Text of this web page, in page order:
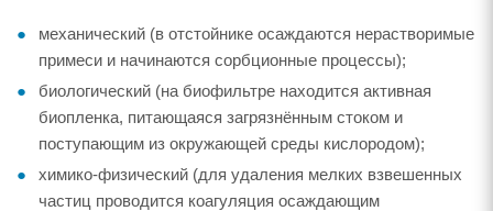
механический (в отстойнике осаждаются нерастворимые
примеси и начинаются сорбционные процессы);
биологический (на биофильтре находится активная
биопленка, питающаяся загрязнённым стоком и
поступающим из окружающей среды кислородом);
химико-физический (для удаления мелких взвешенных
частиц проводится коагуляция осаждающим